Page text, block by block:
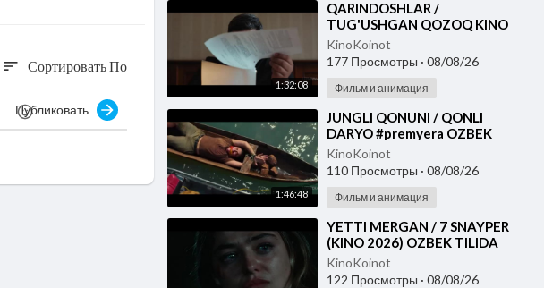
1:32:08
⁣QARINDOSHLAR /
TUG'USHGAN QOZOQ KINO
2026 UZBEK TILIDA
KinoKoinot
177 Просмотры · 08/08/26
Фильм и анимация
1:46:48
⁣JUNGLI QONUNI / QONLI
DARYO #premyera OZBEK
TILIDA
KinoKoinot
110 Просмотры · 08/08/26
Фильм и анимация
⁣YETTI MERGAN / 7 SNAYPER
(KINO 2026) OZBEK TILIDA
KinoKoinot
122 Просмотры · 08/08/26
sort Сортировать По
Публиковать